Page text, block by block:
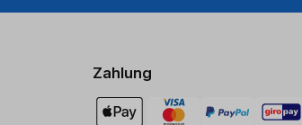
Zahlung